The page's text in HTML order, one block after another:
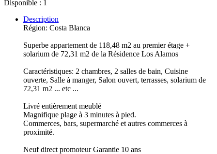
Disponible : 1
Description
Région: Costa Blanca
Superbe appartement de 118,48 m2 au premier étage +
solarium de 72,31 m2 de la Résidence Los Alamos
Caractéristiques: 2 chambres, 2 salles de bain, Cuisine
ouverte, Salle à manger, Salon ouvert, terrasses, solarium de
72,31 m2 ... etc ...
Livré entièrement meublé
Magnifique plage à 3 minutes à pied.
Commerces, bars, supermarché et autres commerces à
proximité.
Neuf direct promoteur Garantie 10 ans